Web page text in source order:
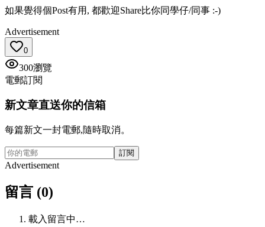
如果覺得個Post有用, 都歡迎Share比你同學仔/同事 :-)
Advertisement
0
300瀏覽
電郵訂閱
新文章直送你的信箱
每篇新文一封電郵,隨時取消。
訂閱
Advertisement
留言 (0)
載入留言中…